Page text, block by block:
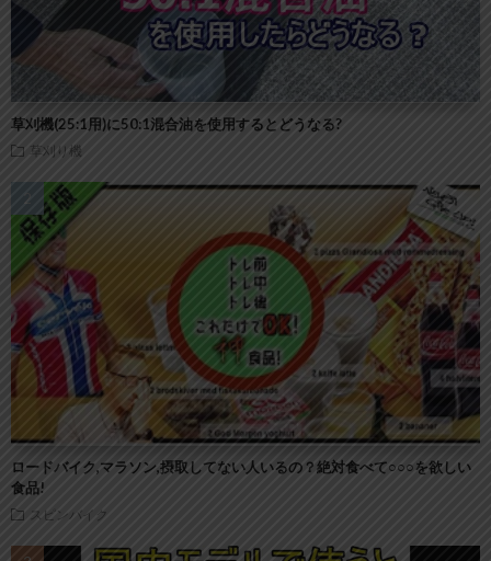
草刈機(25:1用)に50:1混合油を使用するとどうなる?
草刈り機
ロードバイク,マラソン,摂取してない人いるの？絶対食べて○○○を欲しい
食品!
スピンバイク